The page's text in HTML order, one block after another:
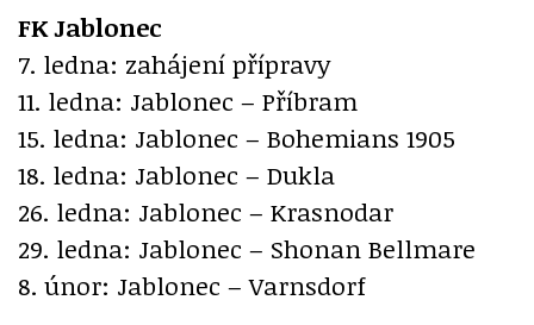
FK Jablonec
7. ledna: zahájení přípravy
11. ledna: Jablonec – Příbram
15. ledna: Jablonec – Bohemians 1905
18. ledna: Jablonec – Dukla
26. ledna: Jablonec – Krasnodar
29. ledna: Jablonec – Shonan Bellmare
8. únor: Jablonec – Varnsdorf